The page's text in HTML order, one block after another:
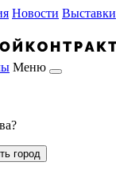
Новости Выставки
Меню
город